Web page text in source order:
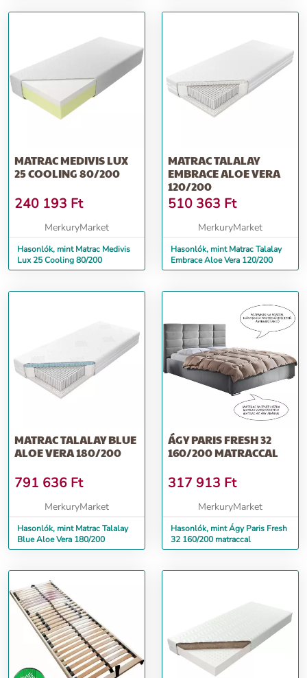
MATRAC MEDIVIS LUX
25 COOLING 80/200
240 193 Ft
MerkuryMarket
Hasonlók, mint Matrac Medivis
Lux 25 Cooling 80/200
MATRAC TALALAY
EMBRACE ALOE VERA
120/200
510 363 Ft
MerkuryMarket
Hasonlók, mint Matrac Talalay
Embrace Aloe Vera 120/200
MATRAC TALALAY BLUE
ALOE VERA 180/200
791 636 Ft
MerkuryMarket
Hasonlók, mint Matrac Talalay
Blue Aloe Vera 180/200
ÁGY PARIS FRESH 32
160/200 MATRACCAL
317 913 Ft
MerkuryMarket
Hasonlók, mint Ágy Paris Fresh
32 160/200 matraccal